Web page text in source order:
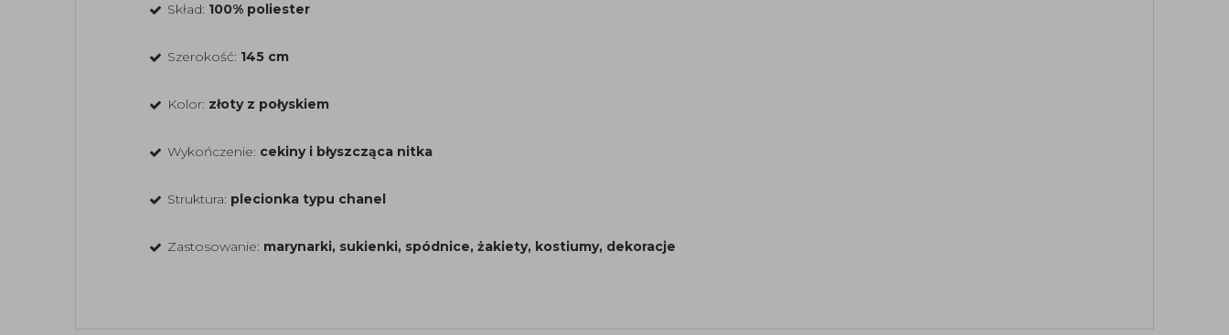
Skład: 100% poliester
Szerokość: 145 cm
Kolor: złoty z połyskiem
Wykończenie: cekiny i błyszcząca nitka
Struktura: plecionka typu chanel
Zastosowanie: marynarki, sukienki, spódnice, żakiety, kostiumy, dekoracje